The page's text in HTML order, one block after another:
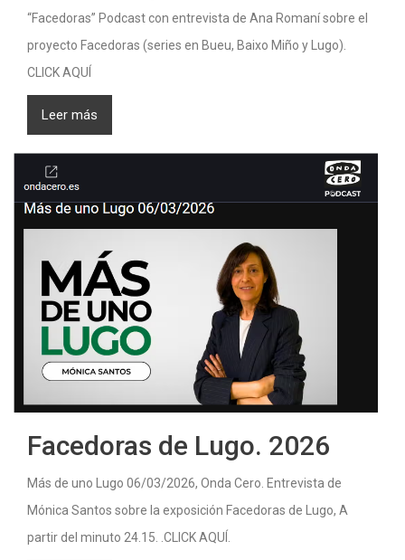
“Facedoras” Podcast con entrevista de Ana Romaní sobre el
proyecto Facedoras (series en Bueu, Baixo Miño y Lugo).
CLICK AQUÍ
Leer más
Facedoras de Lugo. 2026
Más de uno Lugo 06/03/2026, Onda Cero. Entrevista de
Mónica Santos sobre la exposición Facedoras de Lugo, A
partir del minuto 24.15. .CLICK AQUÍ.